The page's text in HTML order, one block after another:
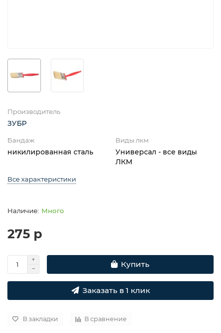
Производитель
ЗУБР
Бандаж
никилированная сталь
Виды лкм
Универсал - все виды
ЛКМ
Все характеристики
Много
275 р
Купить
Заказать в 1 клик
В закладки В сравнение